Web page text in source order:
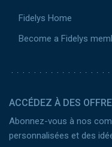
Fidelys Home
Become a Fidelys
ACCÉDEZ À DES
Abonnez-vous à nos
personnalisées et des